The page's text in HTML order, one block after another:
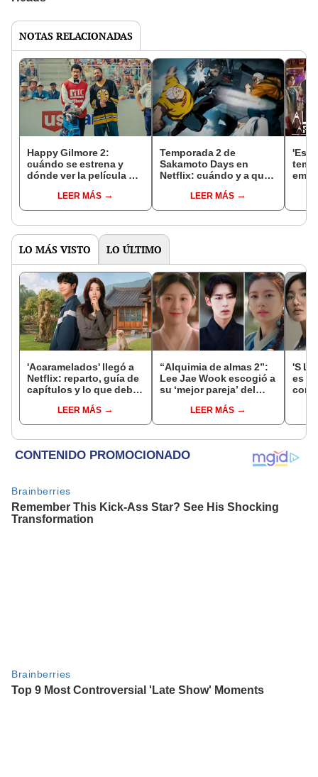
NOTAS RELACIONADAS
Happy Gilmore 2:
cuándo se estrena y
dónde ver la película de
BunnyLEER MÁS
Temporada 2 de
Sakamoto Days en
Netflix: cuándo y a qué
EEUU los capítulos 14,
15 y 16 del anime creado
LEER MÁS
LO MÁS VISTO LO ÚLTIMO
'Acaramelados' llegó a
Netflix: reparto, guía de
capítulos y lo que debes
coreanaLEER MÁS
“Alquimia de almas 2”:
Lee Jae Wook escogió a
su ‘mejor pareja’ del
LEER MÁS
'S
es